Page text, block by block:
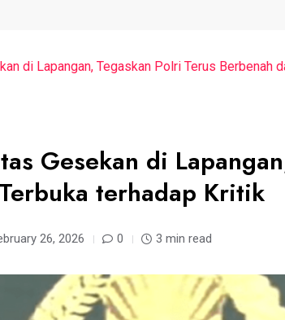
di Lapangan, Tegaskan Polri Terus Berbenah
Gesekan di
terhadap Kritik
26, 2026 0 3 min read